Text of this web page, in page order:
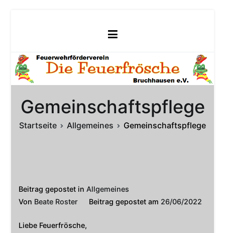
Gemeinschaftspflege
Startseite Allgemeines Gemeinschaftspflege
Beitrag gepostet inAllgemeines
Von Beate Roster Beitrag gepostet am 26/06/2022
Liebe Feuerfrösche,